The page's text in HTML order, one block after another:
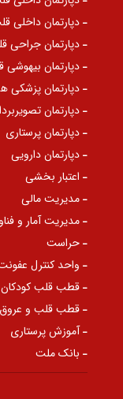
دپارتمان داخلی
دپارتمان جراحی
دپارتمان بیهوشی
دپارتمان پزشکی
دپارتمان
دپارتمان پرستاری
دپارتمان دارویی
اعتبار بخشی
مدیریت مالی
مدیریت آمار و
حراست
واحد کنترل
قطب قلب
قطب قلب و
آموزش پرستاری
بانک ملت